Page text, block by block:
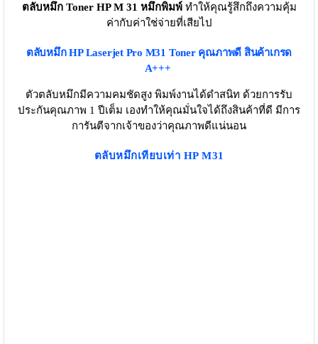
ตลับหมึก Toner HP M 31 หมึกพิมพ์ ทำให้คุณรู้สึกถึงความคุ้ม
ค่ากับค่าใช่จ่ายที่เสียไป
ตลับหมึก HP Laserjet Pro M31 Tonerคุณภาพดี สินค้าเกรด
A+++
ตัวตลับหมึกมีความคมชัดสูง พิมพ์งานได้ดำสนิท ด้วยการรับ
ประกันคุณภาพ 1 ปีเต็ม เองทำให้คุณมั่นใจได้ถึงสินค้าที่ดี มีการ
การันตีจากเจ้าของว่าคุณภาพดีแน่นอน
ตลับหมึกเทียบเท่า HP M31